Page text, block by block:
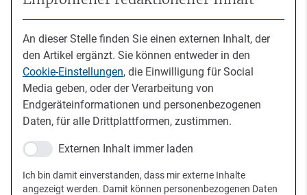
An dieser Stelle finden Sie einen externen Inhalt, der
den Artikel ergänzt. Sie können entweder in den
Cookie-Einstellungen, die Einwilligung für Social
Media geben, oder der Verarbeitung von
Endgeräteinformationen und personenbezogenen
Daten, für alle Drittplattformen, zustimmen.
Externen Inhalt immer laden
Ich bin damit einverstanden, dass mir externe Inhalte
angezeigt werden. Damit können personenbezogenen Daten